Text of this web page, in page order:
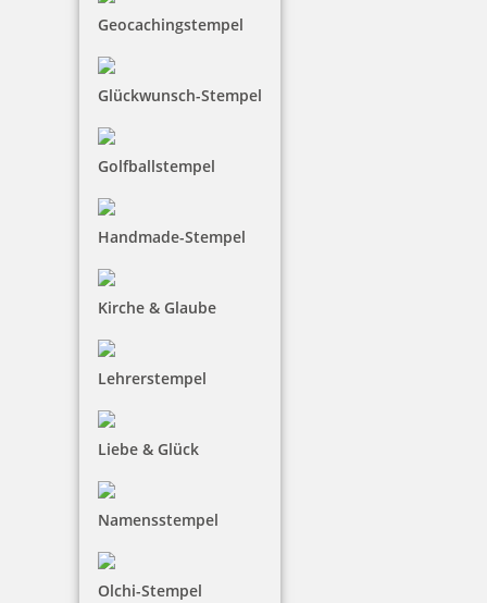
Geocachingstempel
Glückwunsch-Stempel
Golfballstempel
Handmade-Stempel
Kirche & Glaube
Lehrerstempel
Liebe & Glück
Namensstempel
Olchi-Stempel
Trodat Printy 4750/L2 4.0 Datumstempel BEZAHLT 39 x 22 mm
Trodat Printy 4750/L7 4.0 Datumstempel GEBUCHT 39 x 22 mm